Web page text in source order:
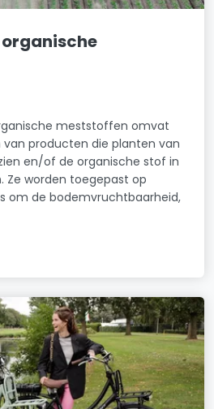
meststoffen omvat
producten die planten van
en/of de organische stof in
Ze worden toegepast op
om de bodemvruchtbaarheid,